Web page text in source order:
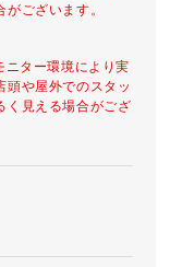
ございます。
ニター環境により実
頭や屋外でのスタッ
く見える場合がござ